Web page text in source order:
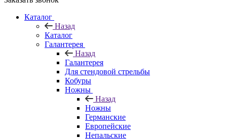
Каталог
Назад
Каталог
Галантерея
Назад
Галантерея
Для стендовой стрельбы
Кобуры
Ножны
Назад
Ножны
Германские
Европейские
Непальские